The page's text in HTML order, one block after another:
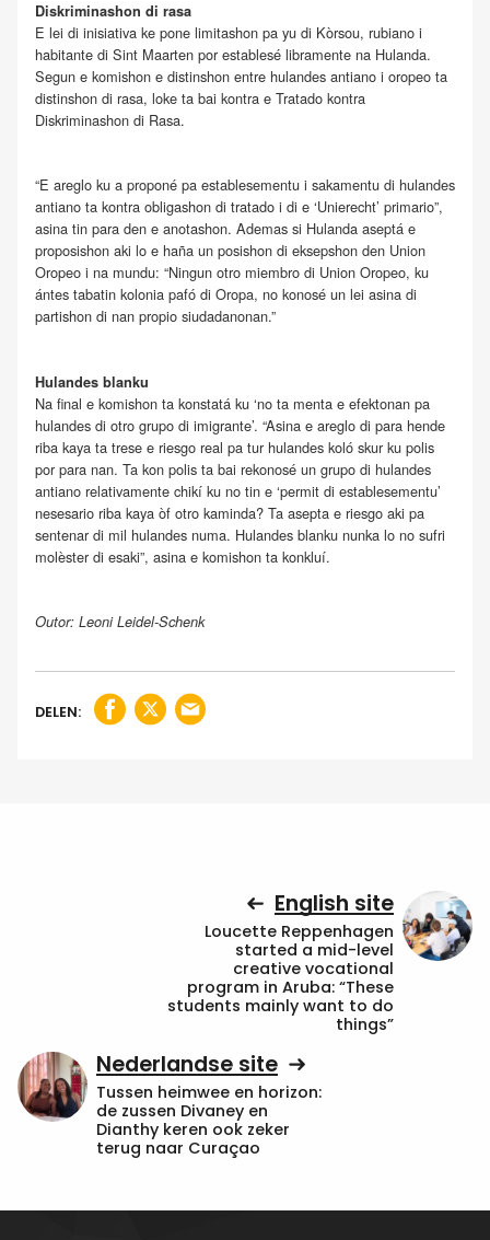
Diskriminashon di rasa
E lei di inisiativa ke pone limitashon pa yu di Kòrsou, rubiano i
habitante di Sint Maarten por establesé libramente na Hulanda.
Segun e komishon e distinshon entre hulandes antiano i oropeo ta
distinshon di rasa, loke ta bai kontra e Tratado kontra
Diskriminashon di Rasa.
“E areglo ku a proponé pa establesementu i sakamentu di hulandes
antiano ta kontra obligashon di tratado i di e ‘Unierecht’ primario”,
asina tin para den e anotashon. Ademas si Hulanda aseptá e
proposishon aki lo e haña un posishon di eksepshon den Union
Oropeo i na mundu: “Ningun otro miembro di Union Oropeo, ku
ántes tabatin kolonia pafó di Oropa, no konosé un lei asina di
partishon di nan propio siudadanonan.”
Hulandes blanku
Na final e komishon ta konstatá ku ‘no ta menta e efektonan pa
hulandes di otro grupo di imigrante’. “Asina e areglo di para hende
riba kaya ta trese e riesgo real pa tur hulandes koló skur ku polis
por para nan. Ta kon polis ta bai rekonosé un grupo di hulandes
antiano relativamente chikí ku no tin e ‘permit di establesementu’
nesesario riba kaya òf otro kaminda? Ta asepta e riesgo aki pa
sentenar di mil hulandes numa. Hulandes blanku nunka lo no sufri
molèster di esaki”, asina e komishon ta konkluí.
Outor: Leoni Leidel-Schenk
DELEN:
English site
Loucette Reppenhagen
started a mid-level
creative vocational
program in Aruba: “These
students mainly want to do
things”
Nederlandse site
Tussen heimwee en horizon:
de zussen Divaney en
Dianthy keren ook zeker
terug naar Curaçao